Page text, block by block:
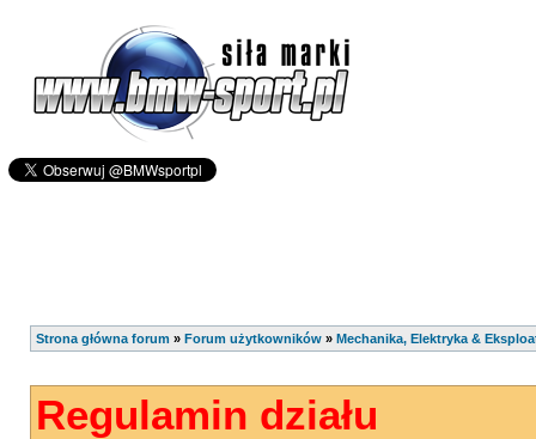
Strona główna forum » Forum użytkowników » Mechanika, Elektryka &
Regulamin działu